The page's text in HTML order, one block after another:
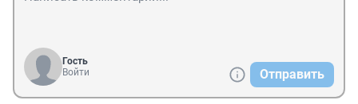
Гость
Войти
Отправить